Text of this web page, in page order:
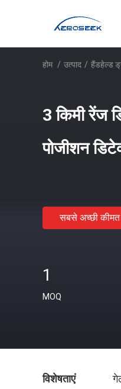
होम / उत्पाद / हैंडहेल्ड
3 किमी रेंज
पोजीशन
सबसे अच्छी कीमत
1
MOQ
विशेषताएं